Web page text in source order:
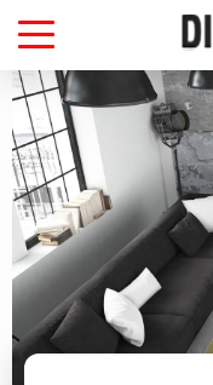
Головна інтер'єр
підходять для дому